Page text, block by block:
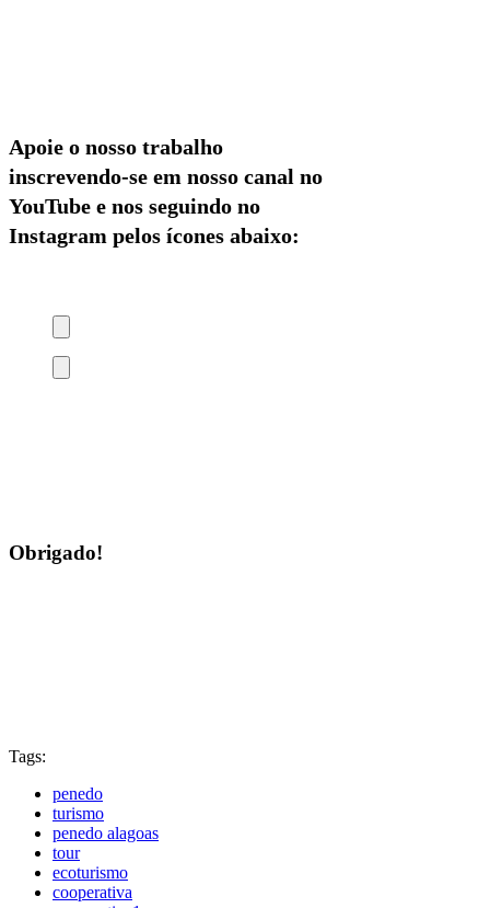
Apoie o nosso trabalho
inscrevendo-se em nosso canal no
YouTube e nos seguindo no
Instagram pelos ícones abaixo:
Obrigado!
Tags:
penedo
turismo
penedo alagoas
tour
ecoturismo
cooperativa